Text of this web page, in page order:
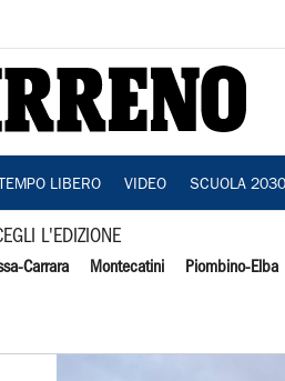
TEMPO LIBERO VIDEO SCUOLA 2030
L'EDIZIONE
Carrara Montecatini Piombino-Elba